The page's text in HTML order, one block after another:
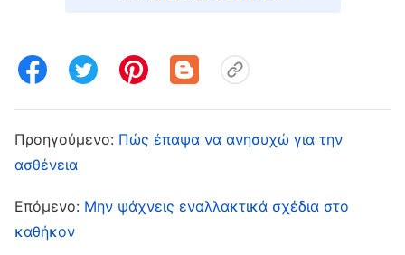
καθυστέρησε το έργο της κάθαρσης. Σύντομα,
συνέχισα να κάνω έργο κάθαρσης στην
εκκλησία, ήμουν πολύ λυπημένη, επειδή
χαμηλό που δεν μπορώ να κάνω τίποτα καλά.
Δεν γίνεται με τίποτα να σωθώ! Μπορεί να
Προηγούμενο: Πώς έπαψα να ανησυχώ για την
ασθένεια
Επόμενο: Μην ψάχνεις εναλλακτικά σχέδια στο
καθήκον